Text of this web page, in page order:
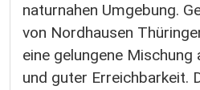
naturnahen Umgebung.
von Nordhausen
eine gelungene Mischung
und guter Erreichbarkeit.